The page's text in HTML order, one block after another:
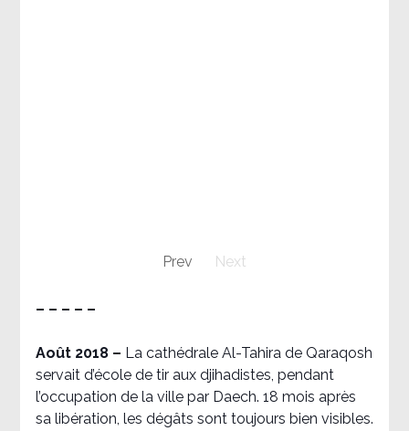
Prev Next
– – – – –
Août 2018 – La cathédrale Al-Tahira de Qaraqosh
servait d’école de tir aux djihadistes, pendant
l’occupation de la ville par Daech. 18 mois après
sa libération, les dégâts sont toujours bien visibles.